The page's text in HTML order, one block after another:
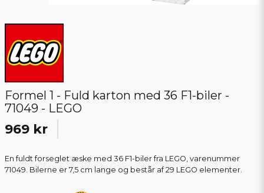
Formel 1 - Fuld karton med 36 F1-biler -
71049 - LEGO
969 kr
En fuldt forseglet æske med 36 F1-biler fra LEGO, varenummer
71049. Bilerne er 7,5 cm lange og består af 29 LEGO elementer.